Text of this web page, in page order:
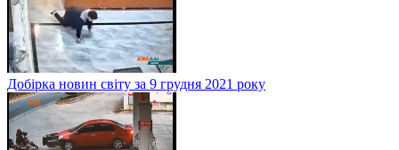
Добірка новин світу за 9 грудня 2021 року